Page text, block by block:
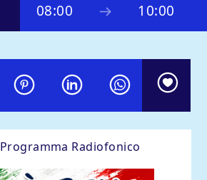
08:00 10:00
Programma Radiofonico